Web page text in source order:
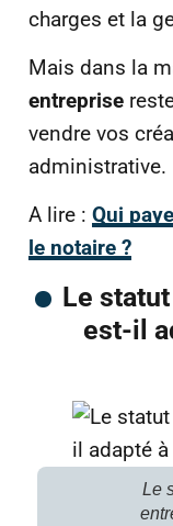
charges et la
Mais dans la
entreprise
vendre vos
administrative.
A lire : Qui
le notaire ?
Le
est-il
Le